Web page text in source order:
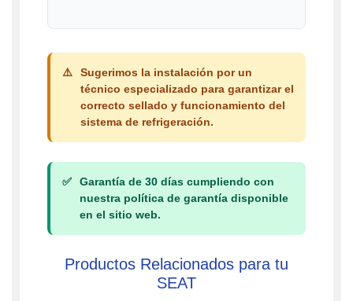
⚠️
Sugerimos la instalación por un
técnico especializado para garantizar el
correcto sellado y funcionamiento del
sistema de refrigeración.
✅
Garantía de 30 días cumpliendo con
nuestra política de garantía disponible
en el sitio web.
Productos Relacionados para tu
SEAT